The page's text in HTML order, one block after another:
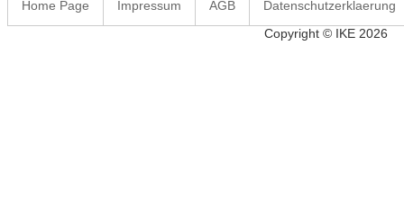
Home Page Impressum AGB
Datenschutzerklaerung
Copyright © IKE 2026